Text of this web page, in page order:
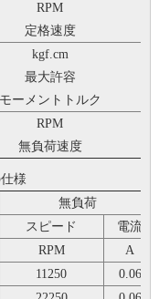
RPM
定格速度
kgf.cm
最大許容
モーメントトルク
RPM
無負荷速度
様
無負荷
スピード
電流
RPM
A
11250
0.06